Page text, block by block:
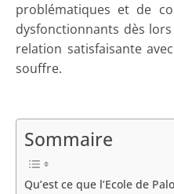
problématiques et de
dysfonctionnants dès
relation satisfaisante
souffre.
Sommaire
Qu’est ce que l’Ecole de